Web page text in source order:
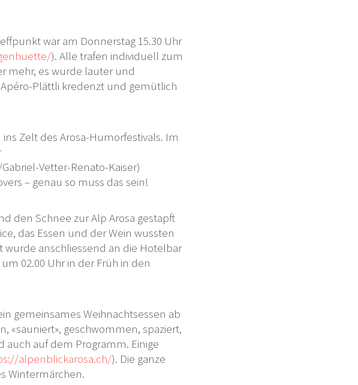
war am Donnerstag 15.30 Uhr
). Alle trafen individuell zum
mehr, es wurde lauter und
Apéro-Plättli kredenzt und gemütlich
Zelt des Arosa-Humorfestivals. Im
Vetter-Renato-Kaiser)
– genau so muss das sein!
den Schnee zur Alp Arosa gestapft
das Essen und der Wein wussten
anschliessend an die Hotelbar
02.00 Uhr in der Früh in den
gemeinsames Weihnachtsessen ab
«sauniert», geschwommen, spaziert,
auch auf dem Programm. Einige
alpenblickarosa.ch/). Die ganze
Wintermärchen.